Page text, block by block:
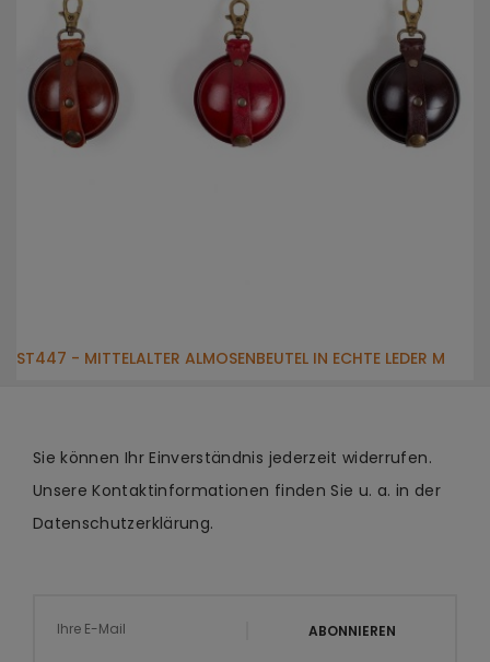
ST447 - MITTELALTER ALMOSENBEUTEL IN ECHTE LEDER M
Sie können Ihr Einverständnis jederzeit widerrufen.
Unsere Kontaktinformationen finden Sie u. a. in der
Datenschutzerklärung.
ABONNIEREN